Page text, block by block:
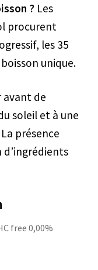
?Les
procurent
les 35
unique.
avant de
soleil et à une
présence
free 0,00%